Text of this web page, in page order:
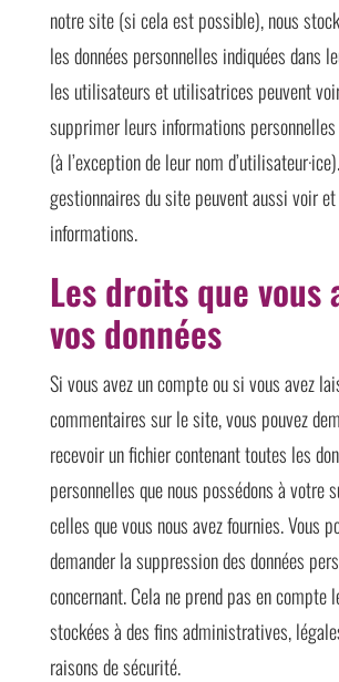
notre site (si cela est possible), nous
les données personnelles indiquées dans
les utilisateurs et utilisatrices peuvent
supprimer leurs informations
(à l’exception de leur nom
gestionnaires du site peuvent aussi voir
informations.
Les droits que vous
vos données
Si vous avez un compte ou si vous avez
commentaires sur le site, vous pouvez
recevoir un fichier contenant toutes les
personnelles que nous possédons à votre
celles que vous nous avez fournies. Vous
demander la suppression des données
concernant. Cela ne prend pas en compte
stockées à des fins administratives,
raisons de sécurité.